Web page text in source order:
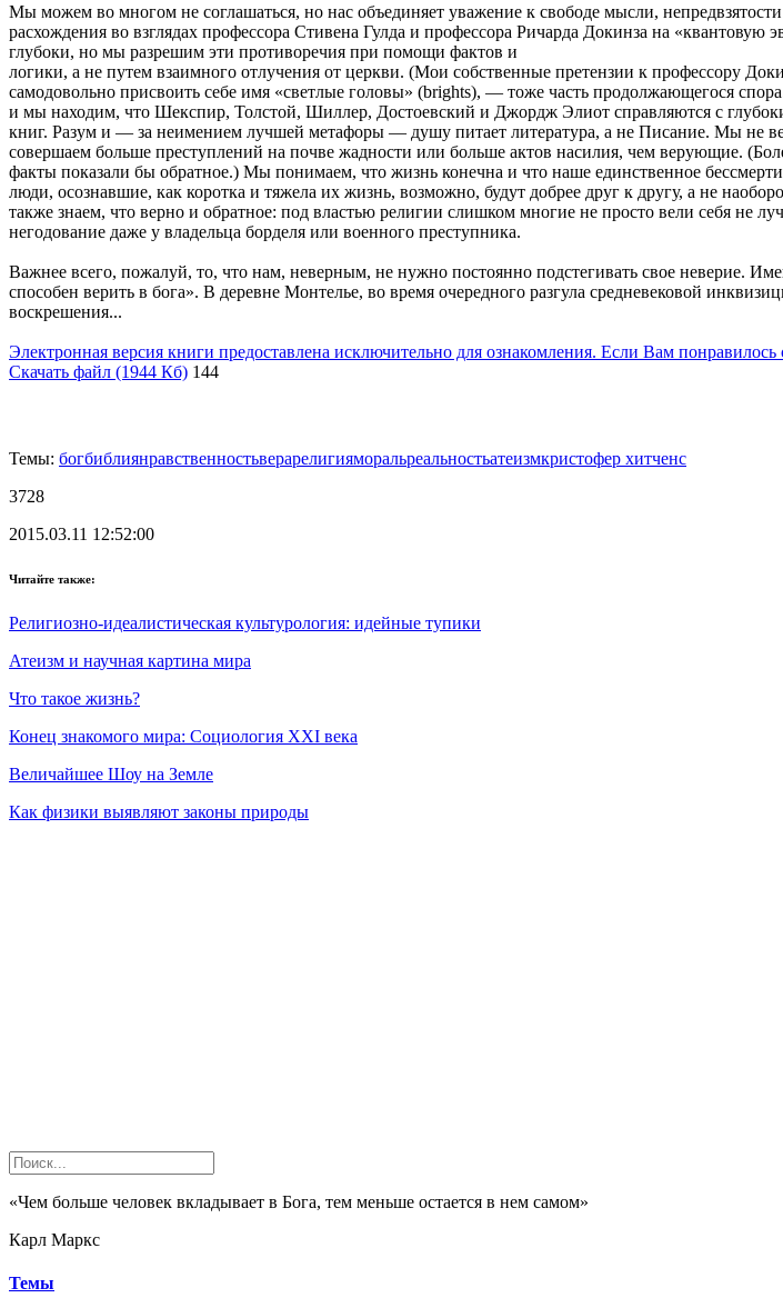
Мы можем во многом не соглашаться, но нас объединяет уважение к свободе мысли,
расхождения во взглядах профессора Стивена Гулда и профессора Ричарда Докинза на
глубоки, но мы разрешим эти противоречия при помощи фактов и
логики, а не путем взаимного отлучения от церкви. (Мои собственные претензии к профессору
самодовольно присвоить себе имя «светлые головы» (brights), — тоже часть продолжающегося
и мы находим, что Шекспир, Толстой, Шиллер, Достоевский и Джордж Элиот справляются с
книг. Разум и — за неимением лучшей метафоры — душу питает литература, а не Писание. Мы не
совершаем больше преступлений на почве жадности или больше актов насилия, чем верующие.
факты показали бы обратное.) Мы понимаем, что жизнь конечна и что наше единственное
люди, осознавшие, как коротка и тяжела их жизнь, возможно, будут добрее друг к другу, а не
также знаем, что верно и обратное: под властью религии слишком многие не просто вели себя не
негодование даже у владельца борделя или военного преступника.
Важнее всего, пожалуй, то, что нам, неверным, не нужно постоянно подстегивать свое неверие.
способен верить в бога». В деревне Монтелье, во время очередного разгула средневековой
воскрешения...
Электронная версия книги предоставлена исключительно для ознакомления. Если Вам
Скачать файл (1944 Кб) 144
Темы: богбиблиянравственностьверарелигияморальреальностьатеизмкристофер хитченс
3728
2015.03.11 12:52:00
Читайте также:
Религиозно-идеалистическая культурология: идейные тупики
Атеизм и научная картина мира
Что такое жизнь?
Конец знакомого мира: Социология XXI века
Величайшее Шоу на Земле
Как физики выявляют законы природы
«Чем больше человек вкладывает в Бога, тем меньше остается в нем самом»
Карл Маркс
Темы